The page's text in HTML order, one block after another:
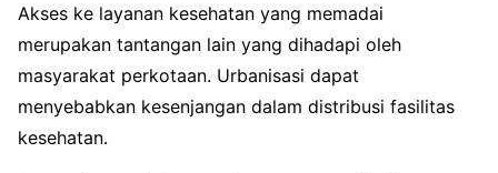
Akses ke layanan kesehatan yang memadai
merupakan tantangan lain yang dihadapi oleh
masyarakat perkotaan. Urbanisasi dapat
menyebabkan kesenjangan dalam distribusi fasilitas
kesehatan.